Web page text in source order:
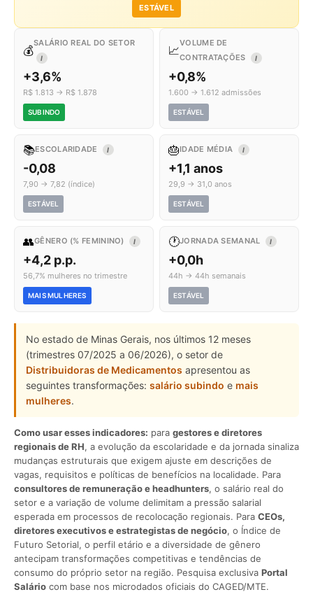
ESTÁVEL
💰
SALÁRIO REAL DO SETOR
I
+3,6%
R$ 1.813 → R$ 1.878
SUBINDO
📈
VOLUME DE
CONTRATAÇÕES
I
+0,8%
1.600 → 1.612 admissões
ESTÁVEL
📚ESCOLARIDADE I
-0,08
7,90 → 7,82 (índice)
ESTÁVEL
🎂IDADE MÉDIA I
+1,1 anos
29,9 → 31,0 anos
ESTÁVEL
👥GÊNERO (% FEMININO) I
+4,2 p.p.
56,7% mulheres no trimestre
MAIS MULHERES
🕐JORNADA SEMANAL I
+0,0h
44h → 44h semanais
ESTÁVEL
No estado de Minas Gerais, nos últimos 12 meses
(trimestres 07/2025 a 06/2026), o setor de
Distribuidoras de Medicamentos apresentou as
seguintes transformações: salário subindo e mais
mulheres.
Como usar esses indicadores: para gestores e diretores
regionais de RH, a evolução da escolaridade e da jornada sinaliza
mudanças estruturais que exigem ajuste em descrições de
vagas, requisitos e políticas de benefícios na localidade. Para
consultores de remuneração e headhunters, o salário real do
setor e a variação de volume delimitam a pressão salarial
esperada em processos de recolocação regionais. Para CEOs,
diretores executivos e estrategistas de negócio, o Índice de
Futuro Setorial, o perfil etário e a diversidade de gênero
antecipam transformações competitivas e tendências de
consumo do próprio setor na região. Pesquisa exclusiva Portal
Salário com base nos microdados oficiais do CAGED/MTE.